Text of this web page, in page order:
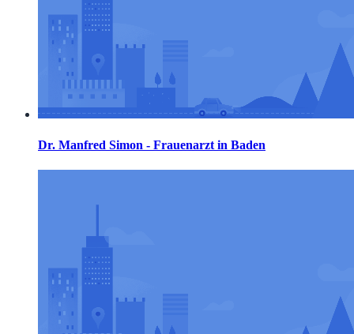
Dr. Manfred Simon - Frauenarzt in Baden